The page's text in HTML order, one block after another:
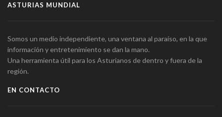
ASTURIAS MUNDIAL
Somos un medio independiente, una ventana al paraíso, en la que
información y entretenimiento se dan la mano.
Una herramienta útil para los Asturianos de dentro y fuera de la
región.
EN CONTACTO